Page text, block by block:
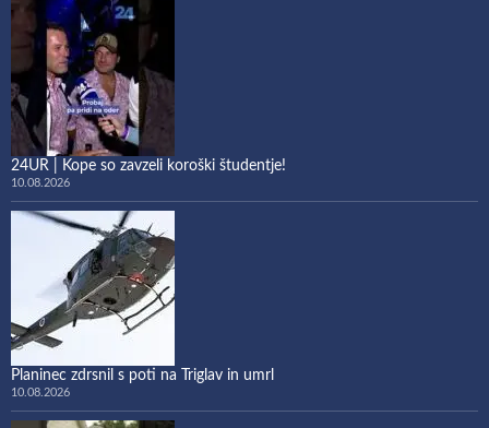
24UR | Kope so zavzeli koroški študentje!
10.08.2026
Planinec zdrsnil s poti na Triglav in umrl
10.08.2026